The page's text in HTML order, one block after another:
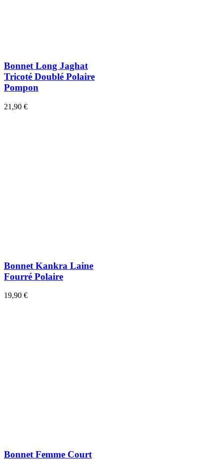
Bonnet Long Jaghat
Tricoté Doublé Polaire
Pompon
21,90 €
Bonnet Kankra Laine
Fourré Polaire
19,90 €
Bonnet Femme Court